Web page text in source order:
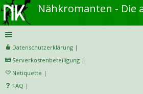
Datenschutzerklärung |
Serverkostenbeteiligung |
Netiquette |
FAQ |